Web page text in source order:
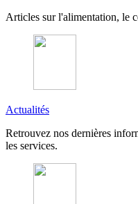
Articles sur l'alimentation, le
Actualités
Retrouvez nos dernières
les services.